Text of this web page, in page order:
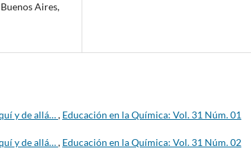
Aires,
y de allá…, Educación en la Química: Vol. 31 Núm. 01
y de allá…, Educación en la Química: Vol. 31 Núm. 02